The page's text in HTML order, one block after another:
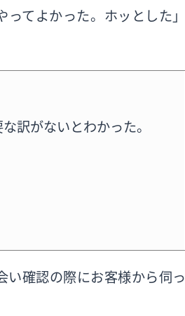
てよかった。ホッとした」
訳がないとわかった。
い確認の際にお客様から伺っ